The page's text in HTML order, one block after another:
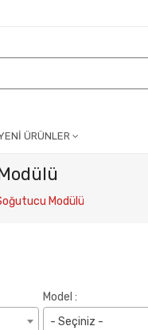
ÜRÜNLER
Modülü
Model :
- Seçiniz -